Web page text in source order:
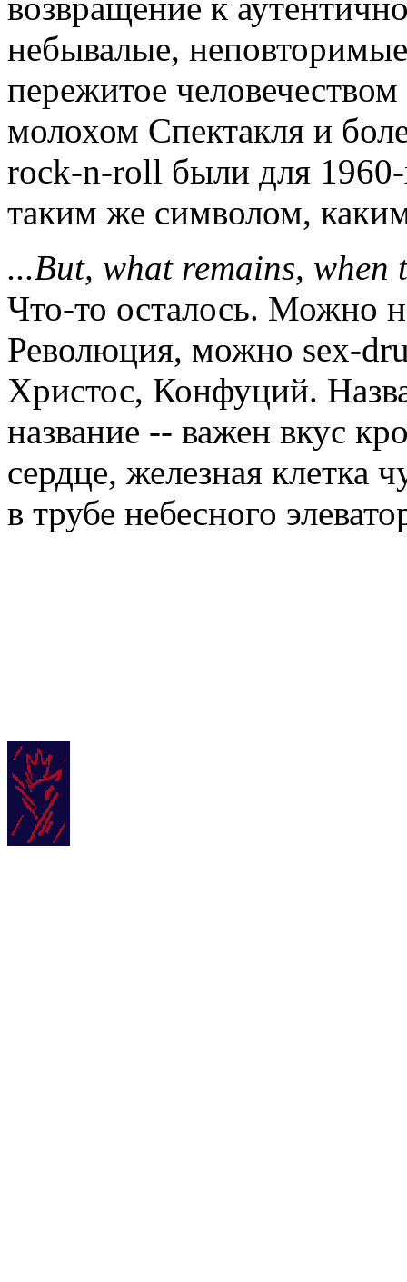
небывалые,
пережитое
молохом Спектакля и
rock-n-roll были для 1960-
таким же символом,
...But, what remains, when
Что-то осталось. Можно
Революция, можно sex-
Христос, Конфуций.
название -- важен вкус
сердце, железная клетка
в трубе небесного